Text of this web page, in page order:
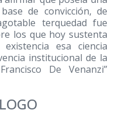
de convicción, de
terquedad fue
los que hoy sustenta
esa ciencia
institucional de la
De Venanzi”